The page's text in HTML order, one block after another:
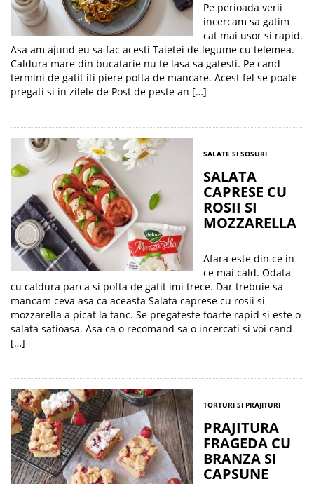
Pe perioada verii
incercam sa gatim
cat mai usor si rapid.
Asa am ajund eu sa fac acesti Taietei de legume cu telemea.
Caldura mare din bucatarie nu te lasa sa gatesti. Pe cand
termini de gatit iti piere pofta de mancare. Acest fel se poate
pregati si in zilele de Post de peste an […]
SALATE SI SOSURI
SALATA
CAPRESE CU
ROSII SI
MOZZARELLA
Afara este din ce in
ce mai cald. Odata
cu caldura parca si pofta de gatit imi trece. Dar trebuie sa
mancam ceva asa ca aceasta Salata caprese cu rosii si
mozzarella a picat la tanc. Se pregateste foarte rapid si este o
salata satioasa. Asa ca o recomand sa o incercati si voi cand
[…]
TORTURI SI PRAJITURI
PRAJITURA
FRAGEDA CU
BRANZA SI
CAPSUNE